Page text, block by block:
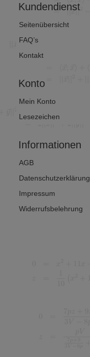
Kundendienst
Seitenübersicht
FAQ’s
Kontakt
Konto
Mein Konto
Lesezeichen
Informationen
AGB
Datenschutzerklärung
Impressum
Widerrufsbelehrung